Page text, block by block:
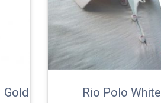
Gold Rio Polo White